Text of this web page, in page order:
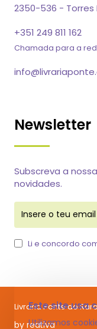
Este site usa
Utilizamos
2350-536 - Torres
+351 249 811 162
Chamada para a
Newsletter
Subscreva a
novidades.
Insere
teu
emailLi e concordo
Livraria Ponte do
by reativa